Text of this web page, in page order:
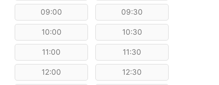
09:00 09:30
10:00 10:30
11:00 11:30
12:00 12:30